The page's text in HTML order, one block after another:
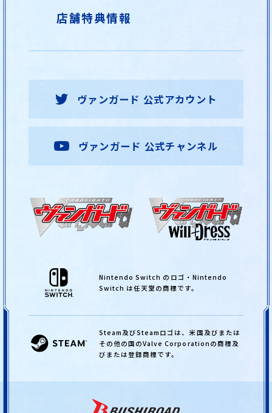
店舗特典情報
ヴァンガード 公式アカウント
ヴァンガード 公式チャンネル
Nintendo Switch のロゴ・Nintendo
Switch は任天堂の商標です。
Steam及びSteamロゴは、米国及びまたは
その他の国のValve Corporationの商標及
びまたは登録商標です。